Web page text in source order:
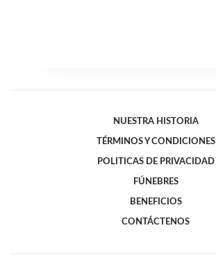
NUESTRA HISTORIA
TÉRMINOS Y CONDICIONES
POLITICAS DE PRIVACIDAD
FÚNEBRES
BENEFICIOS
CONTÁCTENOS